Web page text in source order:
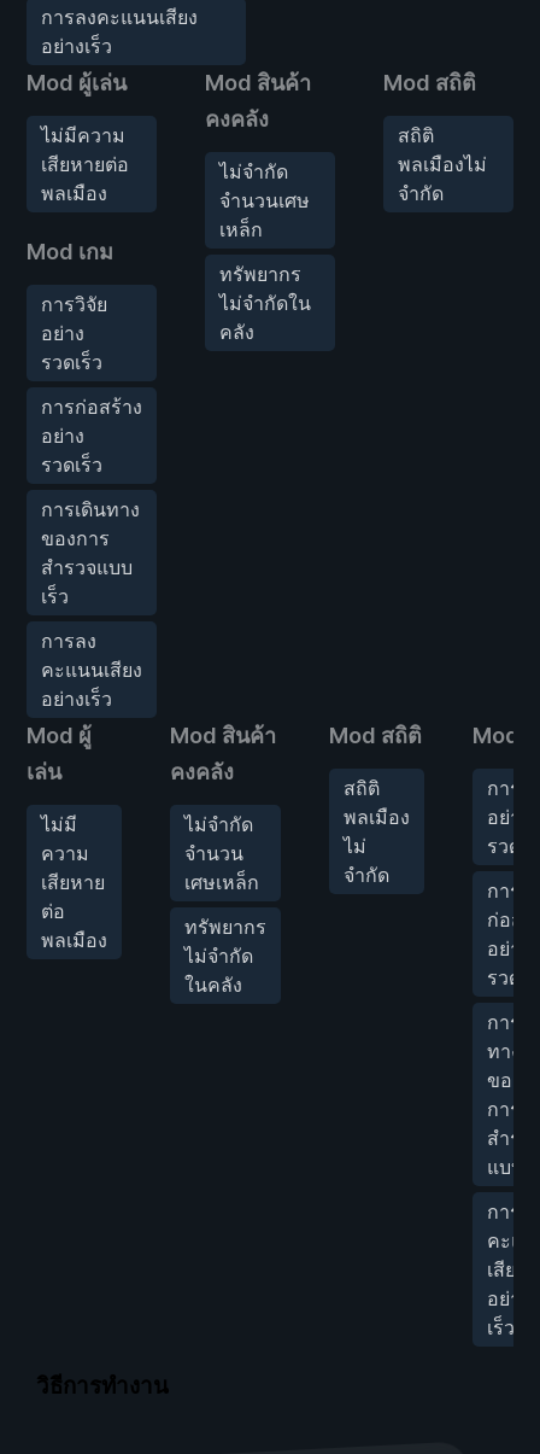
การลงคะแนนเสียง
อย่างเร็ว
Mod ผู้เล่น
ไม่มีความ
เสียหายต่อ
พลเมือง
Mod เกม
การวิจัย
อย่าง
รวดเร็ว
การก่อสร้าง
อย่าง
รวดเร็ว
การเดินทาง
ของการ
สำรวจแบบ
เร็ว
การลง
คะแนนเสียง
อย่างเร็ว
Mod สินค้า
คงคลัง
ไม่จำกัด
จำนวนเศษ
เหล็ก
ทรัพยากร
ไม่จำกัดใน
คลัง
Mod สถิติ
สถิติ
พลเมืองไม่
จำกัด
Mod ผู้
เล่น
ไม่มี
ความ
เสียหาย
ต่อ
พลเมือง
Mod สินค้า
คงคลัง
ไม่จำกัด
จำนวน
เศษเหล็ก
ทรัพยากร
ไม่จำกัด
ในคลัง
Mod สถิติ
สถิติ
พลเมือง
ไม่
จำกัด
Mod เ
การวิ
อย่าง
รวดเ
การ
ก่อสร้
อย่าง
รวดเ
การเ
ทาง
ของ
การ
สำรว
แบบเ
การล
คะแ
เสียง
อย่าง
เร็ว
วิธีการทำงาน